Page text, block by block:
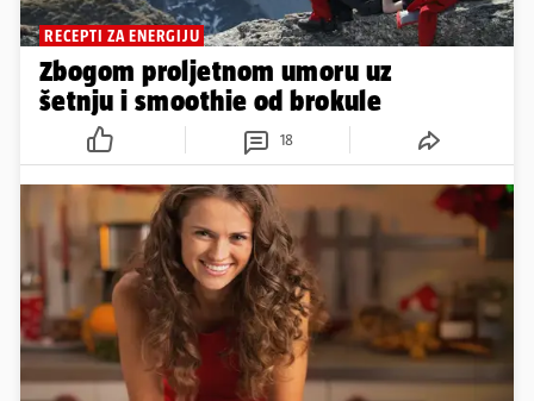
RECEPTI ZA ENERGIJU
Zbogom proljetnom umoru uz
šetnju i smoothie od brokule
18